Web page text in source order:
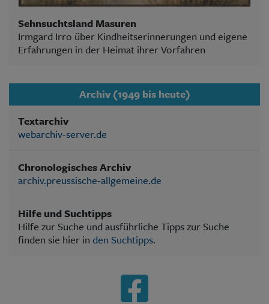
Sehnsuchtsland Masuren
Irmgard Irro über Kindheitserinnerungen und eigene
Erfahrungen in der Heimat ihrer Vorfahren
Archiv (1949 bis heute)
Textarchiv
webarchiv-server.de
Chronologisches Archiv
archiv.preussische-allgemeine.de
Hilfe und Suchtipps
Hilfe zur Suche und ausführliche Tipps zur Suche
finden sie hier in den Suchtipps.